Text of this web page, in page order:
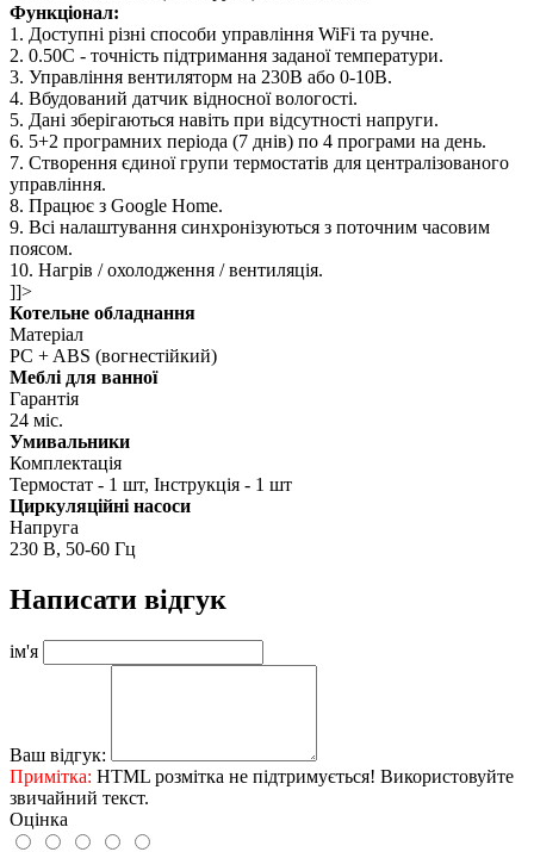
Функціонал:
1. Доступні різні способи управління WiFi та ручне.
2. 0.50С - точність підтримання заданої температури.
3. Управління вентиляторм на 230В або 0-10В.
4. Вбудований датчик відносної вологості.
5. Дані зберігаються навіть при відсутності напруги.
6. 5+2 програмних періода (7 днів) по 4 програми на день.
7. Створення єдиної групи термостатів для централізованого
управління.
8. Працює з Google Home.
9. Всі налаштування синхронізуються з поточним часовим
поясом.
10. Нагрів / охолодження / вентиляція.
]]>
Котельне обладнання
Матеріал
PC + ABS (вогнестійкий)
Меблі для ванної
Гарантія
24 міс.
Умивальники
Комплектація
Термостат - 1 шт, Інструкція - 1 шт
Циркуляційні насоси
Напруга
230 В, 50-60 Гц
Написати відгук
ім'я
Ваш відгук:
Примітка: HTML розмітка не підтримується! Використовуйте
звичайний текст.
Оцінка